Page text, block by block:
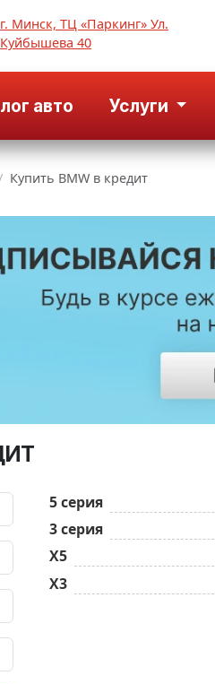
г. Минск, ТЦ «Паркинг» Ул.
Куйбышева 40
авто Услуги
Купить BMW в кредит
5 серия
3 серия
X5
X3